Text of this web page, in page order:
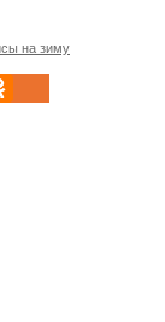
на зиму